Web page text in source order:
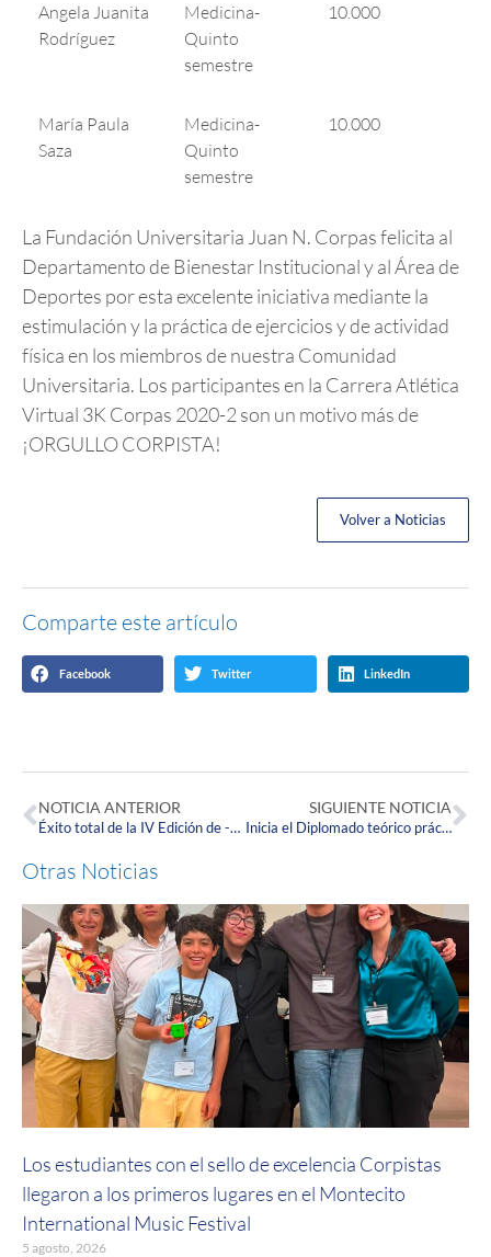
Angela Juanita
Rodríguez
Medicina-
Quinto
semestre
10.000
María Paula
Saza
Medicina-
Quinto
semestre
10.000
La Fundación Universitaria Juan N. Corpas felicita al
Departamento de Bienestar Institucional y al Área de
Deportes por esta excelente iniciativa mediante la
estimulación y la práctica de ejercicios y de actividad
física en los miembros de nuestra Comunidad
Universitaria. Los participantes en la Carrera Atlética
Virtual 3K Corpas 2020-2 son un motivo más de
¡ORGULLO CORPISTA!
Volver a Noticias
Comparte este artículo
Facebook Twitter LinkedIn
NOTICIA ANTERIOR
Éxito total de la IV Edición de -CINVEST- 2020, Modalidad Virtual.
SIGUIENTE NOTICIA
Inicia el Diplomado teórico práctico de Cannabis Medicinal, Enfoque Terapéutico del Centro de Educación Permanente y Continuada de la Corpas.
Otras Noticias
Los estudiantes con el sello de excelencia Corpistas
llegaron a los primeros lugares en el Montecito
International Music Festival
5 agosto, 2026